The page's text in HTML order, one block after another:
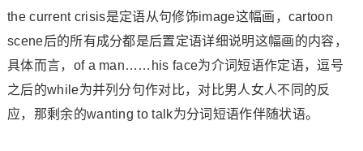
the current crisis是定语从句修饰image这幅画，cartoon
scene后的所有成分都是后置定语详细说明这幅画的内容，
具体而言，of a man……his face为介词短语作定语，逗号
之后的while为并列分句作对比，对比男人女人不同的反
应，那剩余的wanting to talk为分词短语作伴随状语。